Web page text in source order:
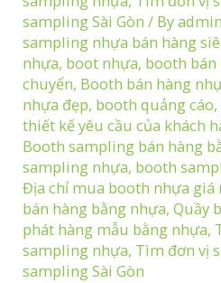
sampling Sài Gòn / Byadmin
sampling nhựa bán hàng
nhựa, boot nhựa, booth bán
chuyển, Booth bán hàng
nhựa đẹp, booth quảng cáo,
thiết kế yêu cầu của khách
Booth sampling bán hàng
sampling nhựa, booth
Địa chỉ mua booth nhựa giá
bán hàng bằng nhựa,Quầy
phát hàng mẫu bằng nhựa,
sampling nhựa, Tìm đơn vị
sampling Sài Gòn